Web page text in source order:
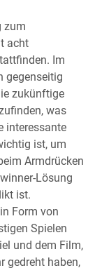
zum
acht
Im
gegenseitig
zukünftige
was
interessante
ist, um
Armdrücken
Lösung
ist.
Form von
Spielen
und dem Film,
gedreht haben,